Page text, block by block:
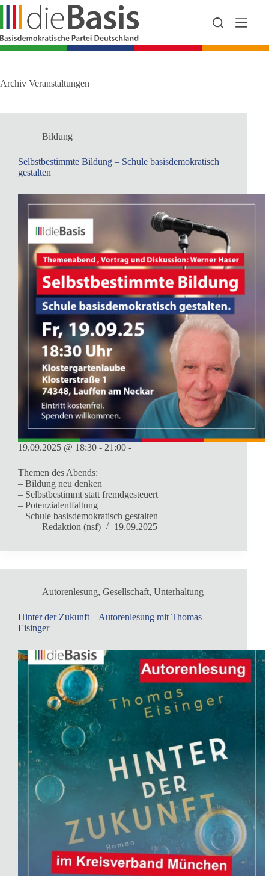
Zum
springen
Archiv Veranstaltungen
Bildung
Selbstbestimmte Bildung – Schule basisdemokratisch
gestalten
19.09.2025 @ 18:30 - 21:00 -
Themen des Abends:
– Bildung neu denken
– Selbstbestimmt statt fremdgesteuert
– Potenzialentfaltung
– Schule basisdemokratisch gestalten
Redaktion (nsf)
19.09.2025
Autorenlesung, Gesellschaft, Unterhaltung
Hinter der Zukunft – Autorenlesung mit Thomas
Eisinger